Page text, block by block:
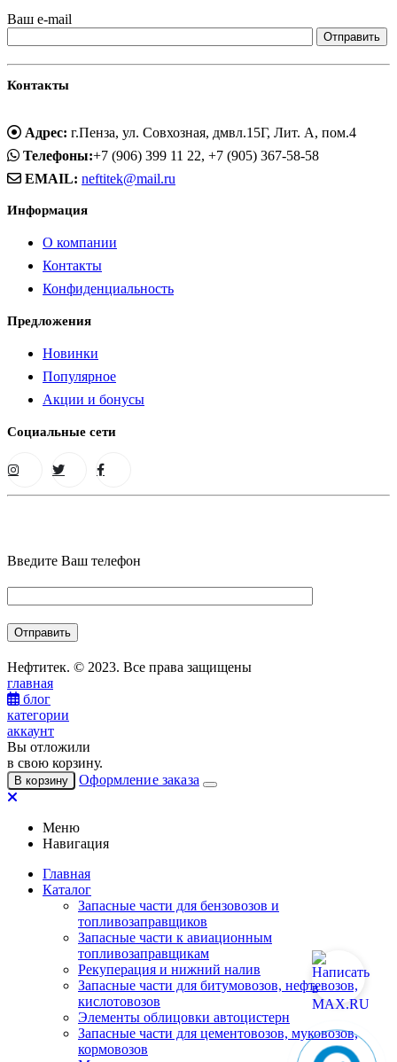
Ваш e-mail
Контакты
Адрес: г.Пенза, ул. Совхозная, дмвл.15Г, Лит. А, пом.4
Телефоны:+7 (906) 399 11 22, +7 (905) 367-58-58
EMAIL: neftitek@mail.ru
Информация
О компании
Контакты
Конфиденциальность
Предложения
Новинки
Популярное
Акции и бонусы
Социальные сети
Введите Ваш телефон
Нефтитек. © 2023. Все права защищены
главная
блог
категории
аккаунт
Вы отложили
в свою корзину.
В корзину Оформление заказа
Меню
Навигация
Главная
Каталог
Запасные части для бензовозов и
топливозаправщиков
Запасные части к авиационным
топливозаправщикам
Рекуперация и нижний налив
Запасные части для битумовозов, нефтевозов,
кислотовозов
Элементы облицовки автоцистерн
Запасные части для цементовозов, муковозов,
кормовозов